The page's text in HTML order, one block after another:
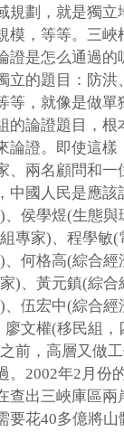
規劃，就是獨立
模，等等。三峽
證是怎么通過的
立的題目：防洪
等，就像是做單
的論證題目，根
論證。即使這樣
、兩名顧問和一
中國人民是應該
侯學煜(生態與
專家)、程學敏(
何格高(綜合經
)、黃元鎮(綜合
伍宏中(綜合經
文權(移民組，
前，高層又做
。2002年2月份
查出三峽庫區兩
要花40多億將山